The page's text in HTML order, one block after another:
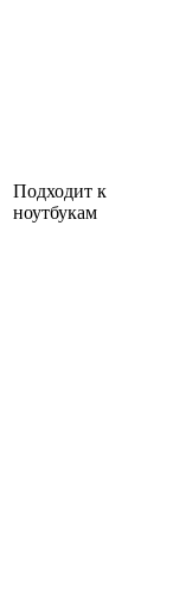
Подходит к
ноутбукам